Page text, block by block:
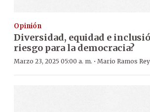
Opinión
Diversidad, equidad e
riesgo para la democracia?
Marzo 23, 2025 05:00 a. m. · Mario Ramos